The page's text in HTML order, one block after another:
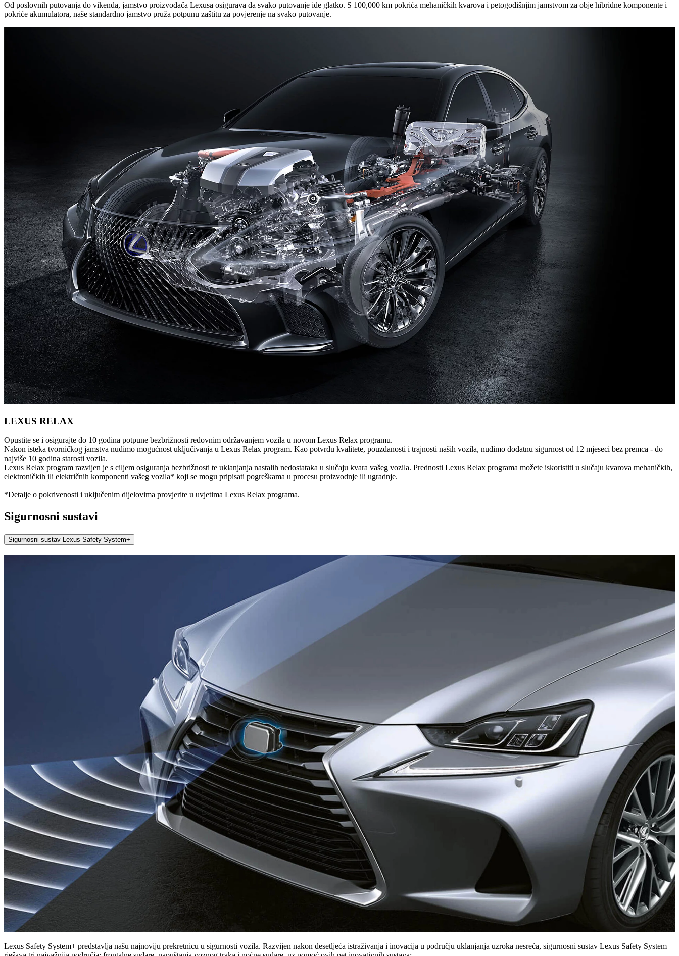
Od poslovnih putovanja do vikenda, jamstvo proizvođača Lexusa osigurava da svako putovanje ide glatko. S 100,000 km pokrića mehaničkih kvarova i petogodišnjim jamstvom za obje hibridne komponente i
pokriće akumulatora, naše standardno jamstvo pruža potpunu zaštitu za povjerenje na svako putovanje.
LEXUS RELAX
Opustite se i osigurajte do 10 godina potpune bezbrižnosti redovnim održavanjem vozila u novom Lexus Relax programu.
Nakon isteka tvorničkog jamstva nudimo mogućnost uključivanja u Lexus Relax program. Kao potvrdu kvalitete, pouzdanosti i trajnosti naših vozila, nudimo dodatnu sigurnost od 12 mjeseci bez premca - do
najviše 10 godina starosti vozila.
Lexus Relax program razvijen je s ciljem osiguranja bezbrižnosti te uklanjanja nastalih nedostataka u slučaju kvara vašeg vozila. Prednosti Lexus Relax programa možete iskoristiti u slučaju kvarova mehaničkih,
elektroničkih ili električnih komponenti vašeg vozila* koji se mogu pripisati pogreškama u procesu proizvodnje ili ugradnje.
*Detalje o pokrivenosti i uključenim dijelovima provjerite u uvjetima Lexus Relax programa.
Sigurnosni sustavi
Sigurnosni sustav Lexus Safety System+
Lexus Safety System+ predstavlja našu najnoviju prekretnicu u sigurnosti vozila. Razvijen nakon desetljeća istraživanja i inovacija u području uklanjanja uzroka nesreća, sigurnosni sustav Lexus Safety System+